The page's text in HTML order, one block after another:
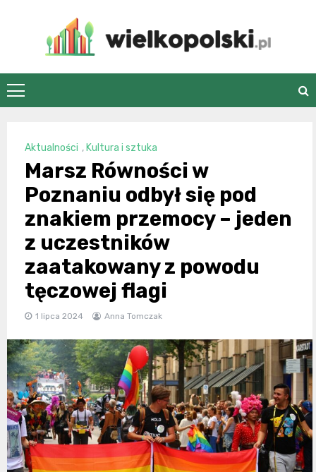
wielkopolski.pl
Aktualności , Kultura i sztuka
Marsz Równości w
Poznaniu odbył się pod
znakiem przemocy – jeden
z uczestników
zaatakowany z powodu
tęczowej flagi
1 lipca 2024 Anna Tomczak